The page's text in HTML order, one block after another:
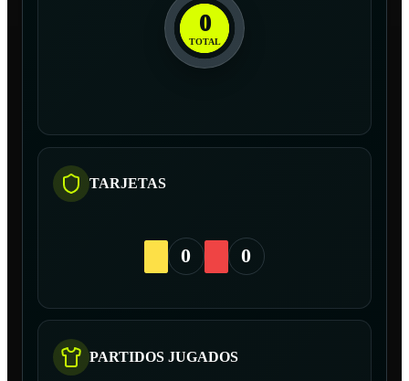
0
TOTAL
TARJETAS
0 0
PARTIDOS JUGADOS